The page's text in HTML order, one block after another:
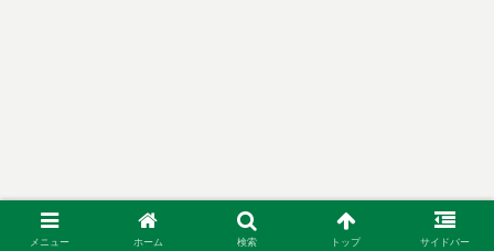
メニュー ホーム 検索 トップ サイドバー